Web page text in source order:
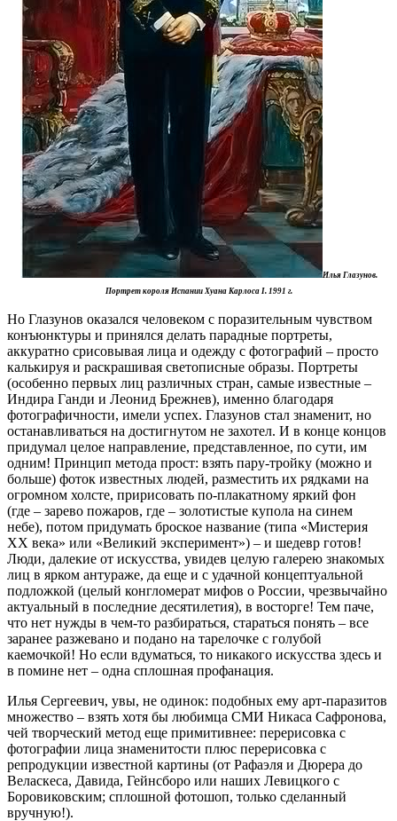
Илья Глазунов.
Портрет короля Испании Хуана Карлоса I. 1991 г.
Но Глазунов оказался человеком с поразительным чувством
конъюнктуры и принялся делать парадные портреты,
аккуратно срисовывая лица и одежду с фотографий – просто
калькируя и раскрашивая светописные образы. Портреты
(особенно первых лиц различных стран, самые известные –
Индира Ганди и Леонид Брежнев), именно благодаря
фотографичности, имели успех. Глазунов стал знаменит, но
останавливаться на достигнутом не захотел. И в конце концов
придумал целое направление, представленное, по сути, им
одним! Принцип метода прост: взять пару-тройку (можно и
больше) фоток известных людей, разместить их рядками на
огромном холсте, пририсовать по-плакатному яркий фон
(где – зарево пожаров, где – золотистые купола на синем
небе), потом придумать броское название (типа «Мистерия
ХХ века» или «Великий эксперимент») – и шедевр готов!
Люди, далекие от искусства, увидев целую галерею знакомых
лиц в ярком антураже, да еще и с удачной концептуальной
подложкой (целый конгломерат мифов о России, чрезвычайно
актуальный в последние десятилетия), в восторге! Тем паче,
что нет нужды в чем-то разбираться, стараться понять – все
заранее разжевано и подано на тарелочке с голубой
каемочкой! Но если вдуматься, то никакого искусства здесь и
в помине нет – одна сплошная профанация.
Илья Сергеевич, увы, не одинок: подобных ему арт-паразитов
множество – взять хотя бы любимца СМИ Никаса Сафронова,
чей творческий метод еще примитивнее: перерисовка с
фотографии лица знаменитости плюс перерисовка с
репродукции известной картины (от Рафаэля и Дюрера до
Веласкеса, Давида, Гейнсборо или наших Левицкого с
Боровиковским; сплошной фотошоп, только сделанный
вручную!).